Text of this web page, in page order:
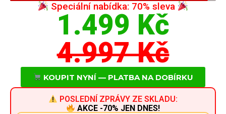
Speciální nabídka: 70% sleva
1.499 Kč
4.997 Kč
KOUPIT NYNÍ — PLATBA NA DOBÍRKU
POSLEDNÍ ZPRÁVY ZE SKLADU:
AKCE -70% JEN DNES!